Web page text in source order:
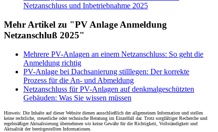
Netzanschluss und Inbetriebnahme 2025
Mehr Artikel zu "PV Anlage Anmeldung
Netzanschluß 2025"
Mehrere PV-Anlagen an einem Netzanschluss: So geht die
Anmeldung richtig
PV-Anlage bei Dachsanierung stilllegen: Der korrekte
Prozess für die An- und Abmeldung
Netzanschluss für PV-Anlagen auf denkmalgeschützten
Gebäuden: Was Sie wissen müssen
Hinweis: Die Inhalte auf dieser Website dienen ausschließlich der allgemeinen Information und stellen
keine rechtliche, steuerliche oder technische Beratung im Einzelfall dar. Trotz sorgfältiger Recherche und
regelmäßiger Aktualisierung übernehmen wir keine Gewähr für die Richtigkeit, Vollständigkeit und
Aktualität der bereitgestellten Informationen.